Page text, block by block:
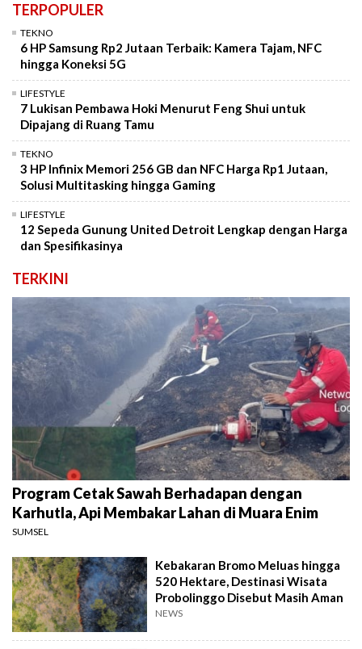
TERPOPULER
TEKNO
6 HP Samsung Rp2 Jutaan Terbaik: Kamera Tajam, NFC
hingga Koneksi 5G
LIFESTYLE
7 Lukisan Pembawa Hoki Menurut Feng Shui untuk
Dipajang di Ruang Tamu
TEKNO
3 HP Infinix Memori 256 GB dan NFC Harga Rp1 Jutaan,
Solusi Multitasking hingga Gaming
LIFESTYLE
12 Sepeda Gunung United Detroit Lengkap dengan Harga
dan Spesifikasinya
TERKINI
Program Cetak Sawah Berhadapan dengan
Karhutla, Api Membakar Lahan di Muara Enim
SUMSEL
Kebakaran Bromo Meluas hingga
520 Hektare, Destinasi Wisata
Probolinggo Disebut Masih Aman
NEWS